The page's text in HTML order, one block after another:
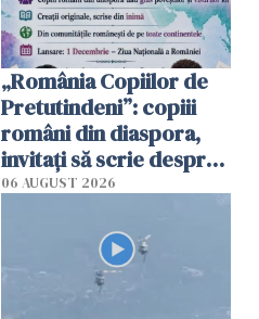
„România Copiilor de
Pretutindeni”: copiii
români din diaspora,
invitați să scrie despre
România într-un volum
06 AUGUST 2026